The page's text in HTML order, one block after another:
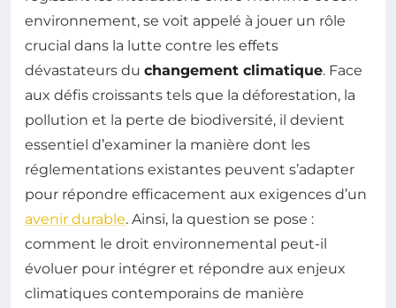
environnement, se voit appelé à jouer un rôle
crucial dans la lutte contre les effets
dévastateurs du changement climatique. Face
aux défis croissants tels que la déforestation, la
pollution et la perte de biodiversité, il devient
essentiel d’examiner la manière dont les
réglementations existantes peuvent s’adapter
pour répondre efficacement aux exigences d’un
avenir durable. Ainsi, la question se pose :
comment le droit environnemental peut-il
évoluer pour intégrer et répondre aux enjeux
climatiques contemporains de manière